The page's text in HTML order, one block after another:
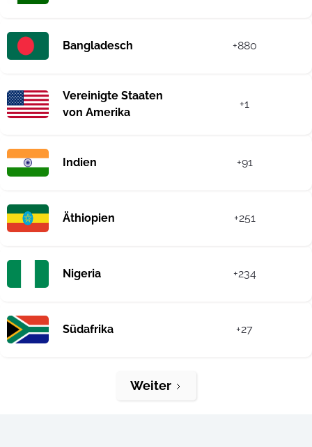
Bangladesch +880
Vereinigte Staaten
von Amerika
+1
Indien +91
Äthiopien +251
Nigeria +234
Südafrika +27
Weiter